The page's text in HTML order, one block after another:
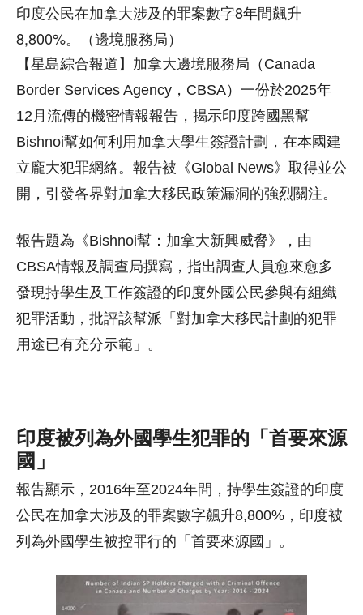
印度公民在加拿大涉及的罪案數字8年間飆升
8,800%。（邊境服務局）
【星島綜合報道】加拿大邊境服務局（Canada
Border Services Agency，CBSA）一份於2025年
12月流傳的機密情報報告，揭示印度跨國黑幫
Bishnoi幫如何利用加拿大學生簽證計劃，在本國建
立龐大犯罪網絡。報告被《Global News》取得並公
開，引發各界對加拿大移民政策漏洞的強烈關注。
報告題為《Bishnoi幫：加拿大新興威脅》，由
CBSA情報及調查局撰寫，指出調查人員愈來愈多
發現持學生及工作簽證的印度外國公民參與有組織
犯罪活動，批評該幫派「對加拿大移民計劃的犯罪
用途已有充分示範」。
印度被列為外國學生犯罪的「首要來源
國」
報告顯示，2016年至2024年間，持學生簽證的印度
公民在加拿大涉及的罪案數字飆升8,800%，印度被
列為外國學生被控罪行的「首要來源國」。